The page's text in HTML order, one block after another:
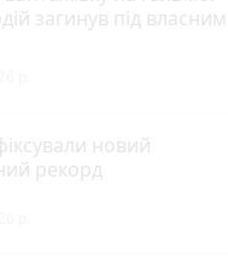
загинув під власним
новий
рекорд